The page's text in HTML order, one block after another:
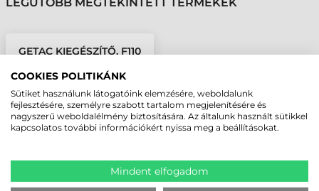
GETAC KIEGÉSZÍTŐ, F110
VÉDŐ FÓLIA
COOKIES POLITIKÁNK
Sütiket használunk látogatóink elemzésére, weboldalunk
fejlesztésére, személyre szabott tartalom megjelenítésére és
nagyszerű weboldalélmény biztosítására. Az általunk használt sütikkel
kapcsolatos további információkért nyissa meg a beállításokat.
Mindent elfogadom